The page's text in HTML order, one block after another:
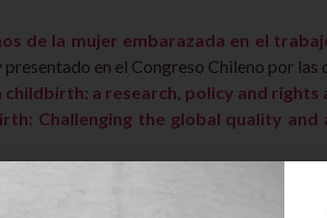
de la mujer embarazada en el
en el Congreso Chileno por
a research, policy and rights
Challenging the global quality and
abuse and sexism within Spanish